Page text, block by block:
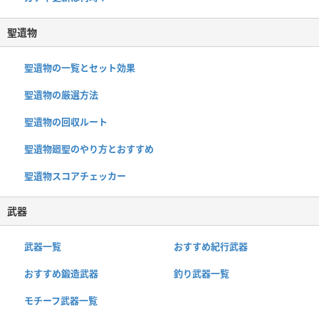
聖遺物
聖遺物の一覧とセット効果
聖遺物の厳選方法
聖遺物の回収ルート
聖遺物廻聖のやり方とおすすめ
聖遺物スコアチェッカー
武器
武器一覧 おすすめ紀行武器
おすすめ鍛造武器 釣り武器一覧
モチーフ武器一覧